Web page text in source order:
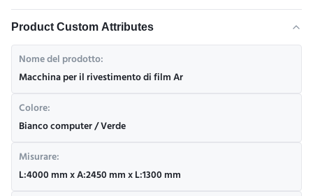
Product Custom Attributes
Nome del prodotto:
Macchina per il rivestimento di film Ar
Colore:
Bianco computer / Verde
Misurare:
L:4000 mm x A:2450 mm x L:1300 mm